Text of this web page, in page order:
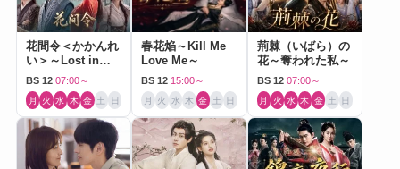
花間令＜かかんれ
い＞～Lost in
Love～
BS 12 07:00～
月 火 水 木 金 土 日
春花焔～Kill Me
Love Me～
BS 12 15:00～
月 火 水 木 金 土 日
荊棘（いばら）の
花～奪われた私～
BS 12 07:00～
月 火 水 木 金 土 日